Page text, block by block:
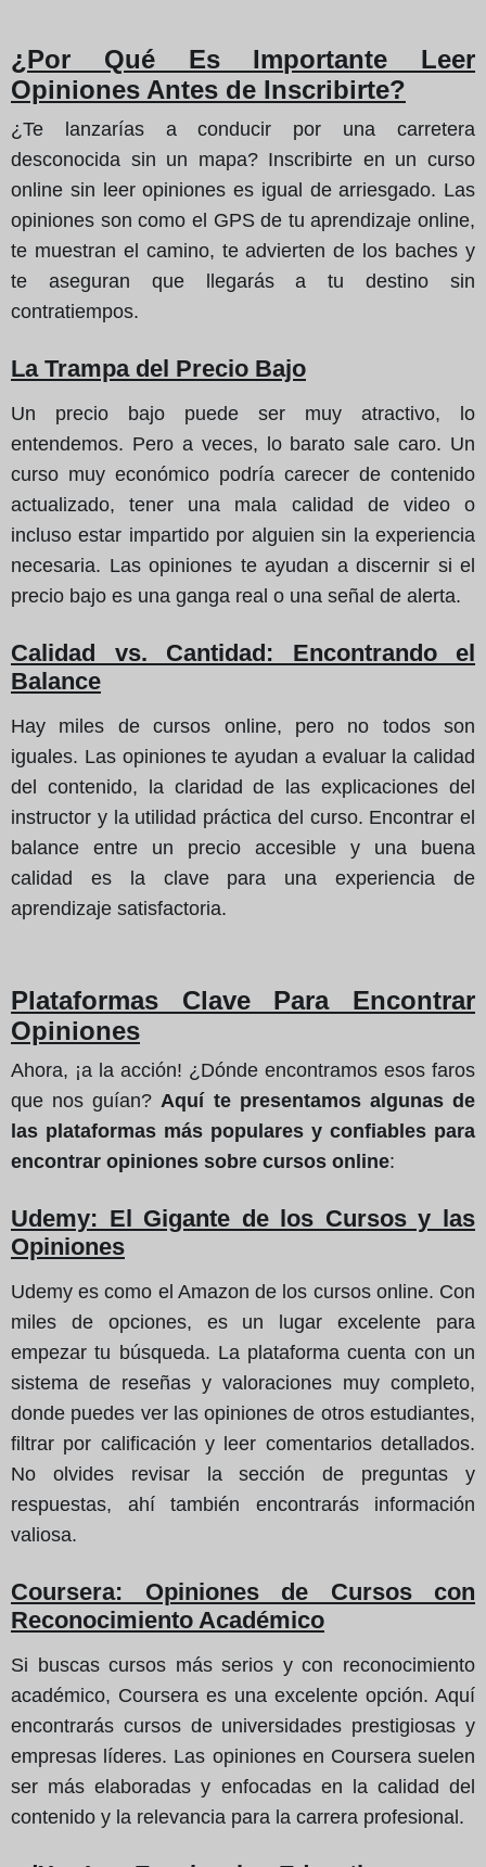
¿Por Qué Es Importante Leer
Opiniones Antes de Inscribirte?
¿Te lanzarías a conducir por una carretera
desconocida sin un mapa? Inscribirte en un curso
online sin leer opiniones es igual de arriesgado. Las
opiniones son como el GPS de tu aprendizaje online,
te muestran el camino, te advierten de los baches y
te aseguran que llegarás a tu destino sin
contratiempos.
La Trampa del Precio Bajo
Un precio bajo puede ser muy atractivo, lo
entendemos. Pero a veces, lo barato sale caro. Un
curso muy económico podría carecer de contenido
actualizado, tener una mala calidad de video o
incluso estar impartido por alguien sin la experiencia
necesaria. Las opiniones te ayudan a discernir si el
precio bajo es una ganga real o una señal de alerta.
Calidad vs. Cantidad: Encontrando el
Balance
Hay miles de cursos online, pero no todos son
iguales. Las opiniones te ayudan a evaluar la calidad
del contenido, la claridad de las explicaciones del
instructor y la utilidad práctica del curso. Encontrar el
balance entre un precio accesible y una buena
calidad es la clave para una experiencia de
aprendizaje satisfactoria.
Plataformas Clave Para Encontrar
Opiniones
Ahora, ¡a la acción! ¿Dónde encontramos esos faros
que nos guían? Aquí te presentamos algunas de
las plataformas más populares y confiables para
encontrar opiniones sobre cursos online:
Udemy: El Gigante de los Cursos y las
Opiniones
Udemy es como el Amazon de los cursos online. Con
miles de opciones, es un lugar excelente para
empezar tu búsqueda. La plataforma cuenta con un
sistema de reseñas y valoraciones muy completo,
donde puedes ver las opiniones de otros estudiantes,
filtrar por calificación y leer comentarios detallados.
No olvides revisar la sección de preguntas y
respuestas, ahí también encontrarás información
valiosa.
Coursera: Opiniones de Cursos con
Reconocimiento Académico
Si buscas cursos más serios y con reconocimiento
académico, Coursera es una excelente opción. Aquí
encontrarás cursos de universidades prestigiosas y
empresas líderes. Las opiniones en Coursera suelen
ser más elaboradas y enfocadas en la calidad del
contenido y la relevancia para la carrera profesional.